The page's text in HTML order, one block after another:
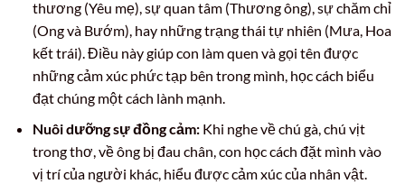
thương (Yêu mẹ), sự quan tâm (Thương ông), sự chăm chỉ
(Ong và Bướm), hay những trạng thái tự nhiên (Mưa, Hoa
kết trái). Điều này giúp con làm quen và gọi tên được
những cảm xúc phức tạp bên trong mình, học cách biểu
đạt chúng một cách lành mạnh.
Nuôi dưỡng sự đồng cảm:Khi nghe về chú gà, chú vịt
trong thơ, về ông bị đau chân, con học cách đặt mình vào
vị trí của người khác, hiểu được cảm xúc của nhân vật.